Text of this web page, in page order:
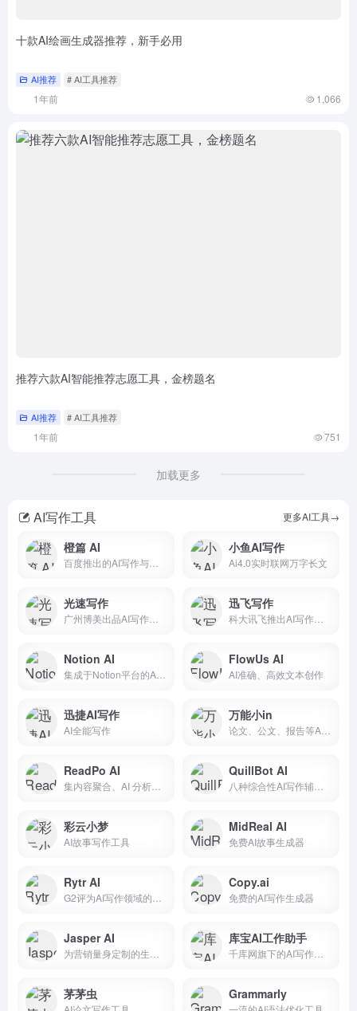
十款AI绘画生成器推荐，新手必用
AI推荐 # AI工具推荐
1年前 1,066
推荐六款AI智能推荐志愿工具，金榜题名
AI推荐 # AI工具推荐
1年前 751
加载更多
AI写作工具 更多AI工具→
橙篇 AI
百度推出的AI写作与文档处理平台
小鱼AI写作
Ai4.0实时联网万字长文
光速写作
广州博美出品AI写作软件
迅飞写作
科大讯飞推出AI写作助手
Notion AI
集成于Notion平台的AI助手
FlowUs AI
AI准确、高效文本创作
迅捷AI写作
AI全能写作
万能小in
论文、公文、报告等AI写作平台
ReadPo AI
集内容聚合、AI 分析和写作辅助
QuillBot AI
八种综合性AI写作辅助工具
彩云小梦
AI故事写作工具
MidReal AI
免费AI故事生成器
Rytr AI
G2评为AI写作领域的领先品牌之一
Copy.ai
免费的AI写作生成器
Jasper AI
为营销量身定制的生成式AI平台
库宝AI工作助手
千库网旗下的AI写作工具
茅茅虫 Grammarly